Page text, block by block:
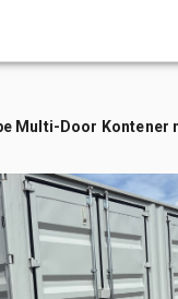
Multi-Door Kontener